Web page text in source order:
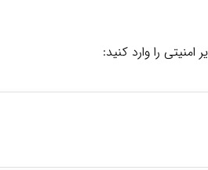
امنیتی را وارد کنید: